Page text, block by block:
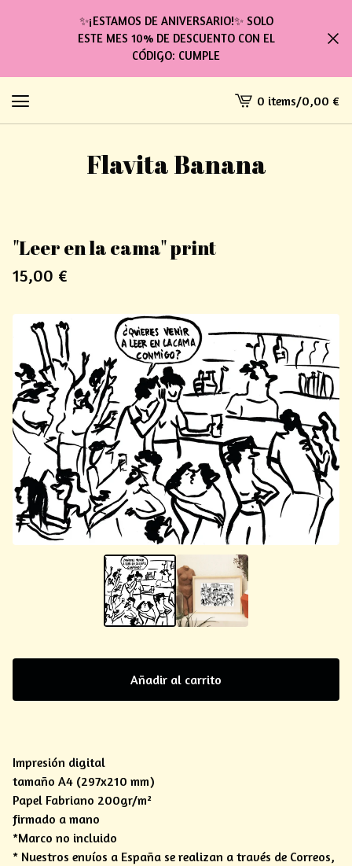
✨¡ESTAMOS DE ANIVERSARIO!✨ SOLO
ESTE MES 10% DE DESCUENTO CON EL
CÓDIGO: CUMPLE
View
cart
0 items/0,00 €
Flavita Banana
"Leer en la cama" print
15,00 €
Añadir al carrito
Impresión digital
tamaño A4 (297x210 mm)
Papel Fabriano 200gr/m²
firmado a mano
*Marco no incluido
* Nuestros envíos a España se realizan a través de Correos,